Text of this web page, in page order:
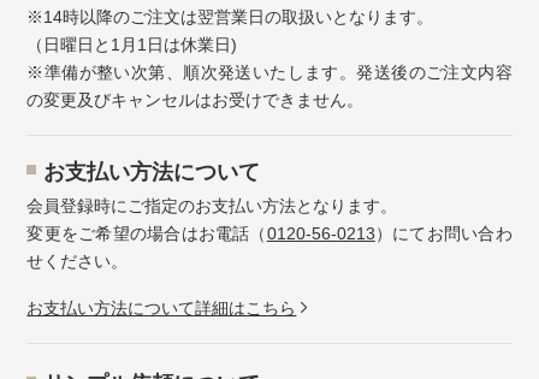
※14時以降のご注文は翌営業日の取扱いとなります。
（日曜日と1月1日は休業日)
※準備が整い次第、順次発送いたします。発送後のご注文内容
の変更及びキャンセルはお受けできません。
お⽀払い⽅法について
会員登録時にご指定のお支払い方法となります。
変更をご希望の場合はお電話（0120-56-0213）にてお問い合わ
せください。
お⽀払い⽅法について詳細はこちら